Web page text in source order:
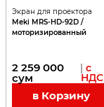
Экран для проектора
Meki MRS-HD-92D /
моторизированный
2 259 000
сум
| с
НДС
в Корзину